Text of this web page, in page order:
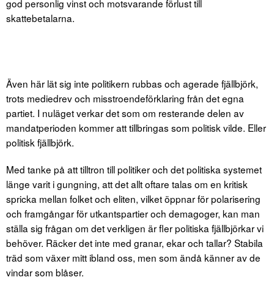
god personlig vinst och motsvarande förlust till
skattebetalarna.
Även här lät sig inte politikern rubbas och agerade fjällbjörk,
trots mediedrev och misstroendeförklaring från det egna
partiet. I nuläget verkar det som om resterande delen av
mandatperioden kommer att tillbringas som politisk vilde. Eller
politisk fjällbjörk.
Med tanke på att tilltron till politiker och det politiska systemet
länge varit i gungning, att det allt oftare talas om en kritisk
spricka mellan folket och eliten, vilket öppnar för polarisering
och framgångar för utkantspartier och demagoger, kan man
ställa sig frågan om det verkligen är fler politiska fjällbjörkar vi
behöver. Räcker det inte med granar, ekar och tallar? Stabila
träd som växer mitt ibland oss, men som ändå känner av de
vindar som blåser.